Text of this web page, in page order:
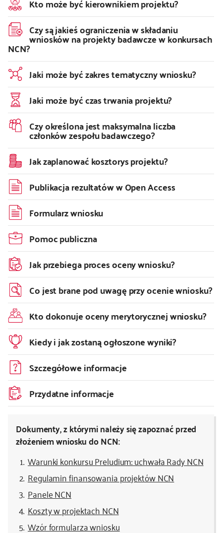
Kto może być kierownikiem projektu?
Czy są jakieś ograniczenia w składaniu
wniosków na projekty badawcze w konkursach
NCN?
Jaki może być zakres tematyczny wniosku?
Jaki może być czas trwania projektu?
Czy określona jest maksymalna liczba
członków zespołu badawczego?
Jak zaplanować kosztorys projektu?
Publikacja rezultatów w Open Access
Formularz wniosku
Pomoc publiczna
Jak przebiega proces oceny wniosku?
Co jest brane pod uwagę przy ocenie wniosku?
Kto dokonuje oceny merytorycznej wniosku?
Kiedy i jak zostaną ogłoszone wyniki?
Szczegółowe informacje
Przydatne informacje
Dokumenty, z którymi należy się zapoznać przed
złożeniem wniosku do NCN:
Warunki konkursu Preludium: uchwała Rady NCN
Regulamin finansowania projektów NCN
Panele NCN
Koszty w projektach NCN
Wzór formularza wniosku